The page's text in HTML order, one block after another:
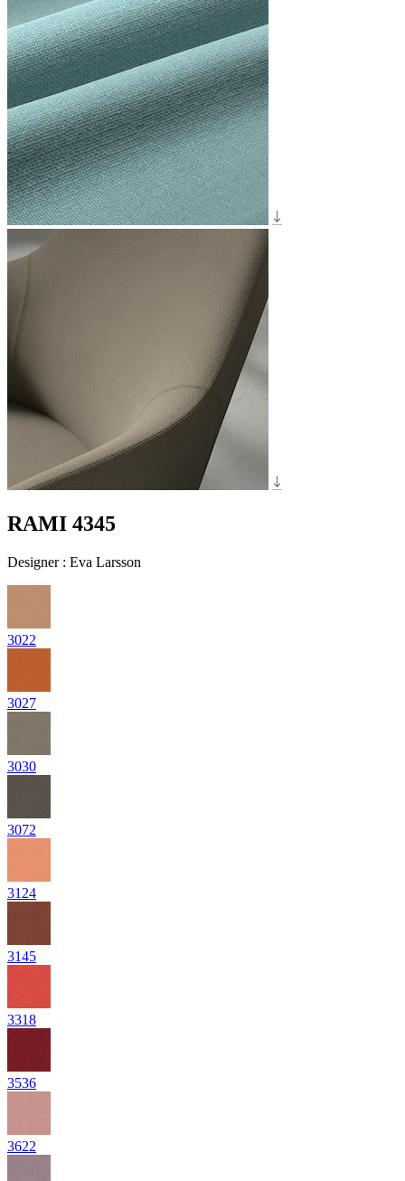
RAMI 4345
Designer : Eva Larsson
3022
3027
3030
3072
3124
3145
3318
3536
3622